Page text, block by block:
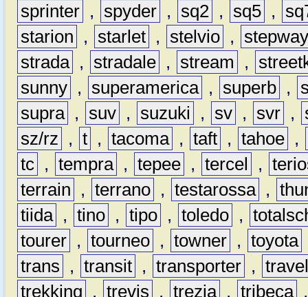
sprinter , spyder , sq2 , sq5 ,
starion
, starlet , stelvio ,
strada , stradale , stream ,
sunny , superamerica , superb ,
supra , suv , suzuki , sv , svr ,
sz/rz
, t , tacoma , taft , tahoe ,
tc , tempra , tepee , tercel ,
terrain
, terrano , testarossa ,
tiida , tino , tipo , toledo ,
tourer , tourneo , towner , toyota
trans
, transit , transporter ,
trekking
, trevis , trezia , tribeca